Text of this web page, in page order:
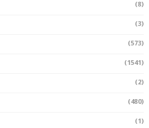
(8)
(3)
(573)
(1541)
(2)
(480)
(1)